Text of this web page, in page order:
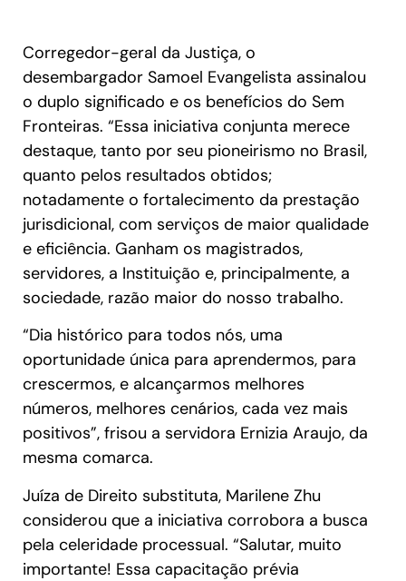
Corregedor-geral da Justiça, o
desembargador Samoel Evangelista assinalou
o duplo significado e os benefícios do Sem
Fronteiras. “Essa iniciativa conjunta merece
destaque, tanto por seu pioneirismo no Brasil,
quanto pelos resultados obtidos;
notadamente o fortalecimento da prestação
jurisdicional, com serviços de maior qualidade
e eficiência. Ganham os magistrados,
servidores, a Instituição e, principalmente, a
sociedade, razão maior do nosso trabalho.
“Dia histórico para todos nós, uma
oportunidade única para aprendermos, para
crescermos, e alcançarmos melhores
números, melhores cenários, cada vez mais
positivos”, frisou a servidora Ernizia Araujo, da
mesma comarca.
Juíza de Direito substituta, Marilene Zhu
considerou que a iniciativa corrobora a busca
pela celeridade processual. “Salutar, muito
importante! Essa capacitação prévia